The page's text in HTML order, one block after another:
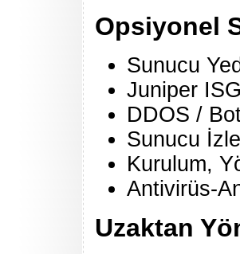
Opsiyonel
Sunucu
Juniper
DDOS /
Sunucu
Kurulum,
Antivirüs-
Uzaktan